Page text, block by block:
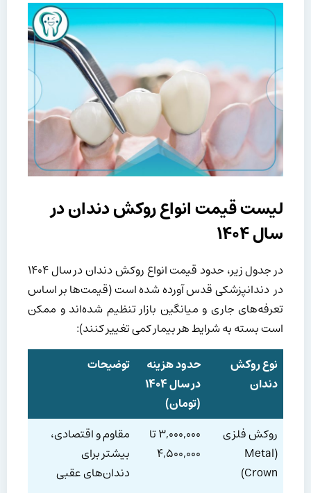
لیست قیمت انواع روکش دندان در
سال ۱۴۰۴
در جدول زیر، حدود قیمت انواع روکش دندان در سال ۱۴۰۴
در دندانپزشکی قدس آورده شده است (قیمت‌ها بر اساس
تعرفه‌های جاری و میانگین بازار تنظیم شده‌اند و ممکن
است بسته به شرایط هر بیمار کمی تغییر کنند):
نوع روکش
دندان
حدود هزینه
در سال ۱۴۰۴
(تومان)
توضیحات
روکش فلزی
(Metal
Crown)
۳,۰۰۰,۰۰۰ تا
۴,۵۰۰,۰۰۰
مقاوم و اقتصادی،
بیشتر برای
دندان‌های عقبی